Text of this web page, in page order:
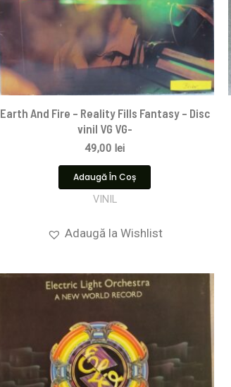
Earth And Fire – Reality Fills Fantasy – Disc
vinil VG VG-
49,00 lei
Adaugă În Coș
VINIL
Adaugă la Wishlist